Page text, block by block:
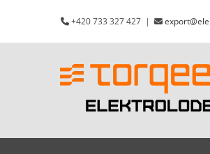
obsahu
+420 733 327 427 |